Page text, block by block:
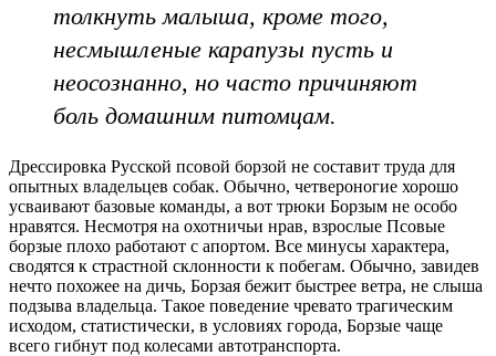
толкнуть малыша, кроме того,
несмышленые карапузы пусть и
неосознанно, но часто причиняют
боль домашним питомцам.
Дрессировка Русской псовой борзой не составит труда для
опытных владельцев собак. Обычно, четвероногие хорошо
усваивают базовые команды, а вот трюки Борзым не особо
нравятся. Несмотря на охотничьи нрав, взрослые Псовые
борзые плохо работают с апортом. Все минусы характера,
сводятся к страстной склонности к побегам. Обычно, завидев
нечто похожее на дичь, Борзая бежит быстрее ветра, не слыша
подзыва владельца. Такое поведение чревато трагическим
исходом, статистически, в условиях города, Борзые чаще
всего гибнут под колесами автотранспорта.